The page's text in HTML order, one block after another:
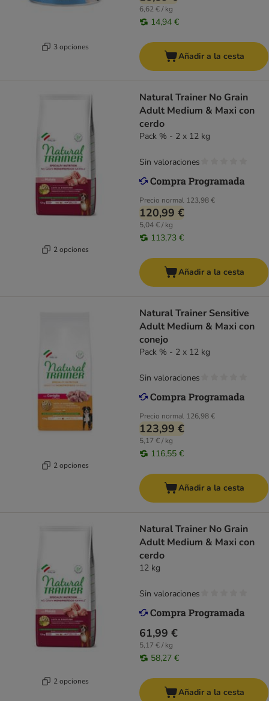
3 opciones
6,62 € / kg
14,94 €
Añadir a la cesta
2 opciones
Natural Trainer No Grain
Adult Medium & Maxi con
cerdo
Pack % - 2 x 12 kg
Precio normal 123,98 €
120,99 €
5,04 € / kg
113,73 €
Sin valoraciones
Añadir a la cesta
2 opciones
Natural Trainer Sensitive
Adult Medium & Maxi con
conejo
Pack % - 2 x 12 kg
Precio normal 126,98 €
123,99 €
5,17 € / kg
116,55 €
Sin valoraciones
Añadir a la cesta
2 opciones
Natural Trainer No Grain
Adult Medium & Maxi con
cerdo
12 kg
61,99 €
5,17 € / kg
58,27 €
Sin valoraciones
Añadir a la cesta